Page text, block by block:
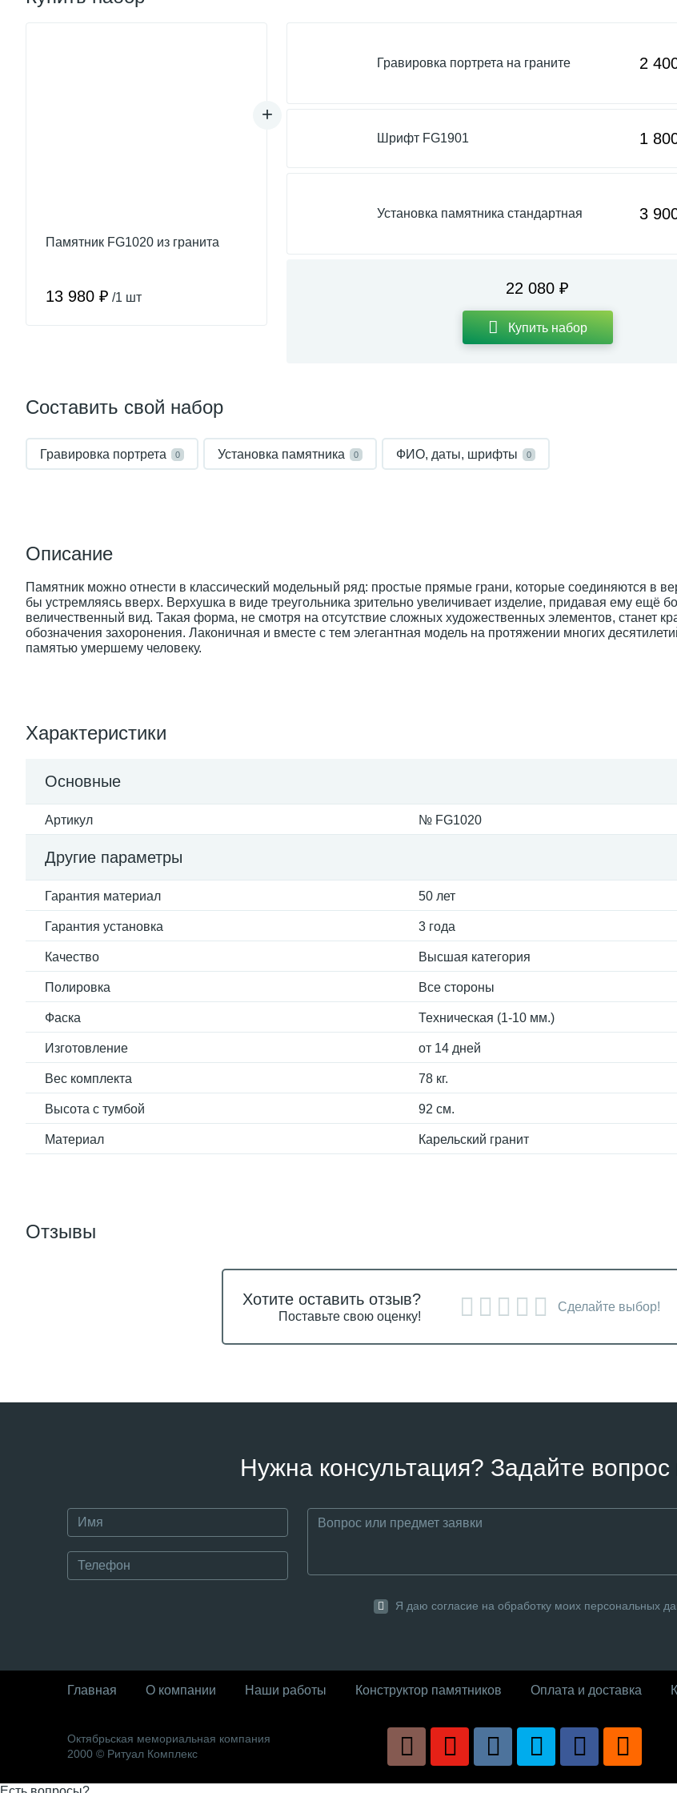
Памятник FG1020 из гранита
13 980 ₽ /1 шт
Гравировка портрета на граните 2
Шрифт FG1901 1
Установка памятника стандартная 3
22 080 ₽
Купить набор
Составить свой набор
Гравировка портрета 0 Установка памятника 0 ФИО, даты, шрифты 0
Описание
Памятник можно отнести в классический модельный ряд: простые прямые грани, которые соединяются в
бы устремляясь вверх. Верхушка в виде треугольника зрительно увеличивает изделие, придавая ему ещё
величественный вид. Такая форма, не смотря на отсутствие сложных художественных элементов, станет
обозначения захоронения. Лаконичная и вместе с тем элегантная модель на протяжении многих
памятью умершему человеку.
Характеристики
Основные
Артикул № FG1020
Другие параметры
Гарантия материал 50 лет
Гарантия установка 3 года
Качество Высшая категория
Полировка Все стороны
Фаска Техническая (1-10 мм.)
Изготовление от 14 дней
Вес комплекта 78 кг.
Высота с тумбой 92 см.
Материал Карельский гранит
Отзывы
Хотите оставить отзыв?
Поставьте свою оценку!
Сделайте выбор!
Нужна консультация? Задайте
Я даю согласие на обработку моих персональных
Главная О компании Наши работы Конструктор памятников Оплата и доставка
Октябрьская мемориальная компания
2000 © Ритуал Комплекс